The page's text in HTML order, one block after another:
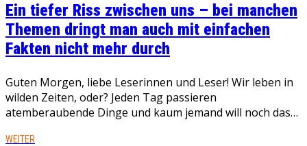
Ein tiefer Riss zwischen uns – bei manchen
Themen dringt man auch mit einfachen
Fakten nicht mehr durch
Guten Morgen, liebe Leserinnen und Leser! Wir leben in
wilden Zeiten, oder? Jeden Tag passieren
atemberaubende Dinge und kaum jemand will noch das…
WEITER